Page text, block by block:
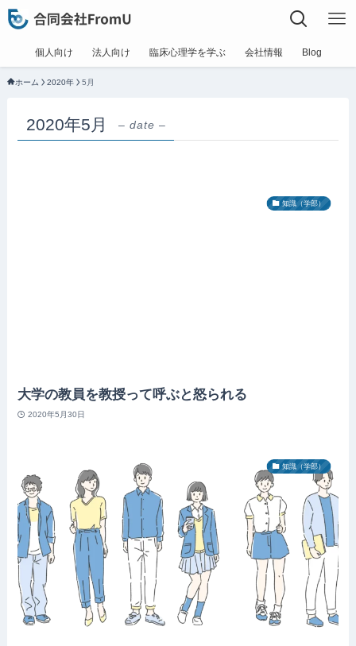
個人向け 法人向け 臨床心理学を学ぶ 会社情報 Blog
ホーム 2020年 5月
2020年5月 – date –
知識（学部）
大学の教員を教授って呼ぶと怒られる
2020年5月30日
知識（学部）